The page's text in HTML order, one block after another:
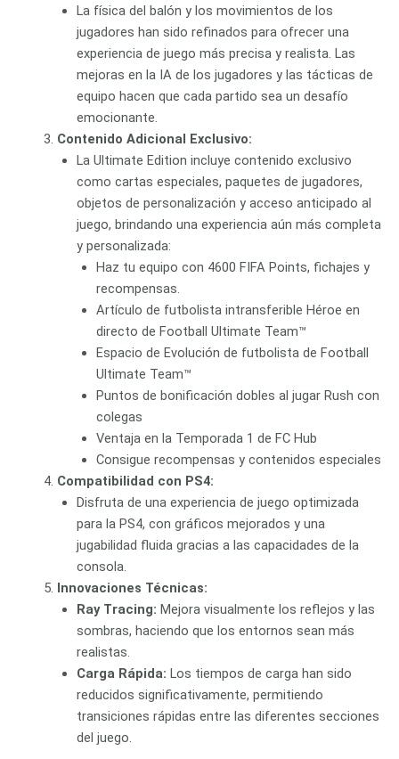
La física del balón y los movimientos de los
jugadores han sido refinados para ofrecer una
experiencia de juego más precisa y realista. Las
mejoras en la IA de los jugadores y las tácticas de
equipo hacen que cada partido sea un desafío
emocionante.
Contenido Adicional Exclusivo:
La Ultimate Edition incluye contenido exclusivo
como cartas especiales, paquetes de jugadores,
objetos de personalización y acceso anticipado al
juego, brindando una experiencia aún más completa
y personalizada:
Haz tu equipo con 4600 FIFA Points, fichajes y
recompensas.
Artículo de futbolista intransferible Héroe en
directo de Football Ultimate Team™
Espacio de Evolución de futbolista de Football
Ultimate Team™
Puntos de bonificación dobles al jugar Rush con
colegas
Ventaja en la Temporada 1 de FC Hub
Consigue recompensas y contenidos especiales
Compatibilidad con PS4:
Disfruta de una experiencia de juego optimizada
para la PS4, con gráficos mejorados y una
jugabilidad fluida gracias a las capacidades de la
consola.
Innovaciones Técnicas:
Ray Tracing: Mejora visualmente los reflejos y las
sombras, haciendo que los entornos sean más
realistas.
Carga Rápida: Los tiempos de carga han sido
reducidos significativamente, permitiendo
transiciones rápidas entre las diferentes secciones
del juego.